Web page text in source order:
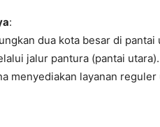
:
dua kota besar di
jalur pantura (pantai
menyediakan layanan